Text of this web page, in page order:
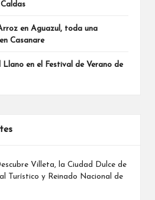
en Aguazul, toda una
Casanare
Llano en el Festival de Verano de
Villeta, la Ciudad Dulce de
Turístico y Reinado Nacional de